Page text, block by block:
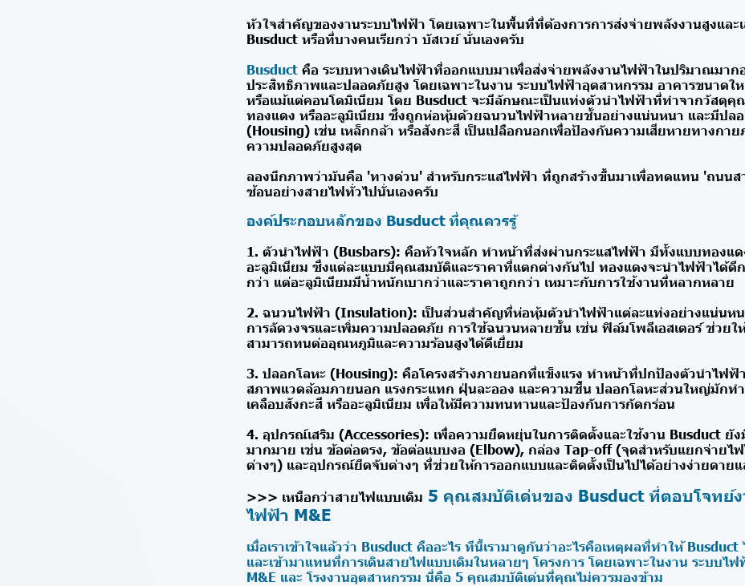
หัวใจสำคัญของงานระบบไฟฟ้า โดยเฉพาะในพื้นที่ที่ต้องการการส่งจ่ายพลังงานสูงและ
Busduct หรือที่บางคนเรียกว่า บัสเวย์ นั่นเองครับ
Busduct คือ ระบบทางเดินไฟฟ้าที่ออกแบบมาเพื่อส่งจ่ายพลังงานไฟฟ้าในปริมาณมาก
ประสิทธิภาพและปลอดภัยสูง โดยเฉพาะในงาน ระบบไฟฟ้าอุตสาหกรรม อาคารขนาดใ
หรือแม้แต่คอนโดมิเนียม โดย Busduct จะมีลักษณะเป็นแท่งตัวนำไฟฟ้าที่ทำจากวัสดุคุ
ทองแดง หรืออะลูมิเนียม ซึ่งถูกห่อหุ้มด้วยฉนวนไฟฟ้าหลายชั้นอย่างแน่นหนา และมีปลอ
(Housing) เช่น เหล็กกล้า หรือสังกะสี เป็นเปลือกนอกเพื่อป้องกันความเสียหายทางกาย
ความปลอดภัยสูงสุด
ลองนึกภาพว่ามันคือ 'ทางด่วน' สำหรับกระแสไฟฟ้า ที่ถูกสร้างขึ้นมาเพื่อทดแทน 'ถนนส
ซ้อนอย่างสายไฟทั่วไปนั่นเองครับ
องค์ประกอบหลักของ Busduct ที่คุณควรรู้
1. ตัวนำไฟฟ้า (Busbars): คือหัวใจหลัก ทำหน้าที่ส่งผ่านกระแสไฟฟ้า มีทั้งแบบทองแด
อะลูมิเนียม ซึ่งแต่ละแบบมีคุณสมบัติและราคาที่แตกต่างกันไป ทองแดงจะนำไฟฟ้าได้ดี
กว่า แต่อะลูมิเนียมมีน้ำหนักเบากว่าและราคาถูกกว่า เหมาะกับการใช้งานที่หลากหลาย
2. ฉนวนไฟฟ้า (Insulation): เป็นส่วนสำคัญที่ห่อหุ้มตัวนำไฟฟ้าแต่ละแท่งอย่างแน่นห
การลัดวงจรและเพิ่มความปลอดภัย การใช้ฉนวนหลายชั้น เช่น ฟิล์มโพลีเอสเตอร์ ช่วยใ
สามารถทนต่ออุณหภูมิและความร้อนสูงได้ดีเยี่ยม
3. ปลอกโลหะ (Housing): คือโครงสร้างภายนอกที่แข็งแรง ทำหน้าที่ปกป้องตัวนำไฟฟ้
สภาพแวดล้อมภายนอก แรงกระแทก ฝุ่นละออง และความชื้น ปลอกโลหะส่วนใหญ่มักท
เคลือบสังกะสี หรืออะลูมิเนียม เพื่อให้มีความทนทานและป้องกันการกัดกร่อน
4. อุปกรณ์เสริม (Accessories): เพื่อความยืดหยุ่นในการติดตั้งและใช้งาน Busduct ยั
มากมาย เช่น ข้อต่อตรง, ข้อต่อแบบงอ (Elbow), กล่อง Tap-off (จุดสำหรับแยกจ่ายไ
ต่างๆ) และอุปกรณ์ยึดจับต่างๆ ที่ช่วยให้การออกแบบและติดตั้งเป็นไปได้อย่างง่ายดาย
>>> เหนือกว่าสายไฟแบบเดิม 5 คุณสมบัติเด่นของ Busduct ที่ตอบโจทย์ง
ไฟฟ้า M&E
เมื่อเราเข้าใจแล้วว่า Busduct คืออะไร ทีนี้เรามาดูกันว่าอะไรคือเหตุผลที่ทำให้
และเข้ามาแทนที่การเดินสายไฟแบบเดิมในหลายๆ โครงการ โดยเฉพาะในงาน ระบบไฟ
M&E และ โรงงานอุตสาหกรรม นี่คือ 5 คุณสมบัติเด่นที่คุณไม่ควรมองข้าม